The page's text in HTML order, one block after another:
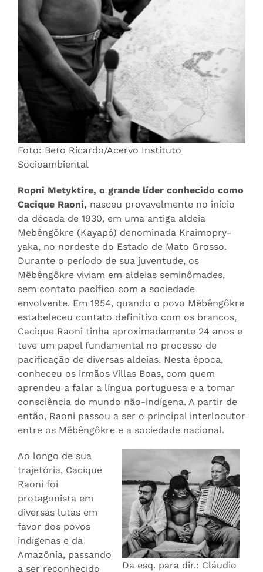
Foto: Beto Ricardo/Acervo Instituto
Socioambiental
Ropni Metyktire, o grande líder conhecido como
Cacique Raoni, nasceu provavelmente no início
da década de 1930, em uma antiga aldeia
Mebêngôkre (Kayapó) denominada Kraimopry-
yaka, no nordeste do Estado de Mato Grosso.
Durante o período de sua juventude, os
Mẽbêngôkre viviam em aldeias seminômades,
sem contato pacífico com a sociedade
envolvente. Em 1954, quando o povo Mẽbêngôkre
estabeleceu contato definitivo com os brancos,
Cacique Raoni tinha aproximadamente 24 anos e
teve um papel fundamental no processo de
pacificação de diversas aldeias. Nesta época,
conheceu os irmãos Villas Boas, com quem
aprendeu a falar a língua portuguesa e a tomar
consciência do mundo não-indígena. A partir de
então, Raoni passou a ser o principal interlocutor
entre os Mẽbêngôkre e a sociedade nacional.
Da esq. para dir.: Cláudio
Ao longo de sua
trajetória, Cacique
Raoni foi
protagonista em
diversas lutas em
favor dos povos
indígenas e da
Amazônia, passando
a ser reconhecido